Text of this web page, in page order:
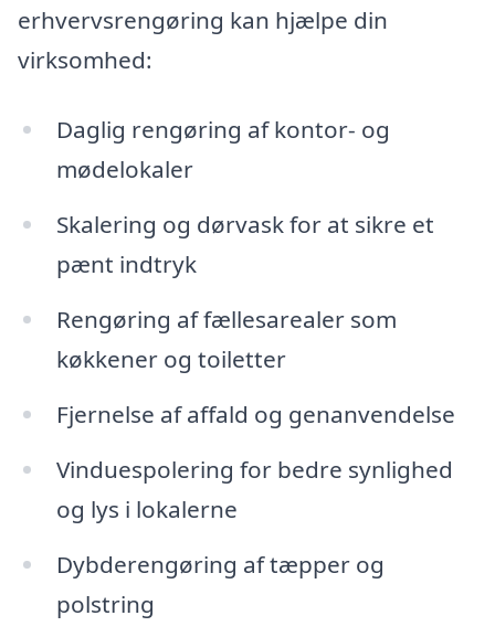
erhvervsrengøring kan hjælpe din
virksomhed:
Daglig rengøring af kontor- og
mødelokaler
Skalering og dørvask for at sikre et
pænt indtryk
Rengøring af fællesarealer som
køkkener og toiletter
Fjernelse af affald og genanvendelse
Vinduespolering for bedre synlighed
og lys i lokalerne
Dybderengøring af tæpper og
polstring